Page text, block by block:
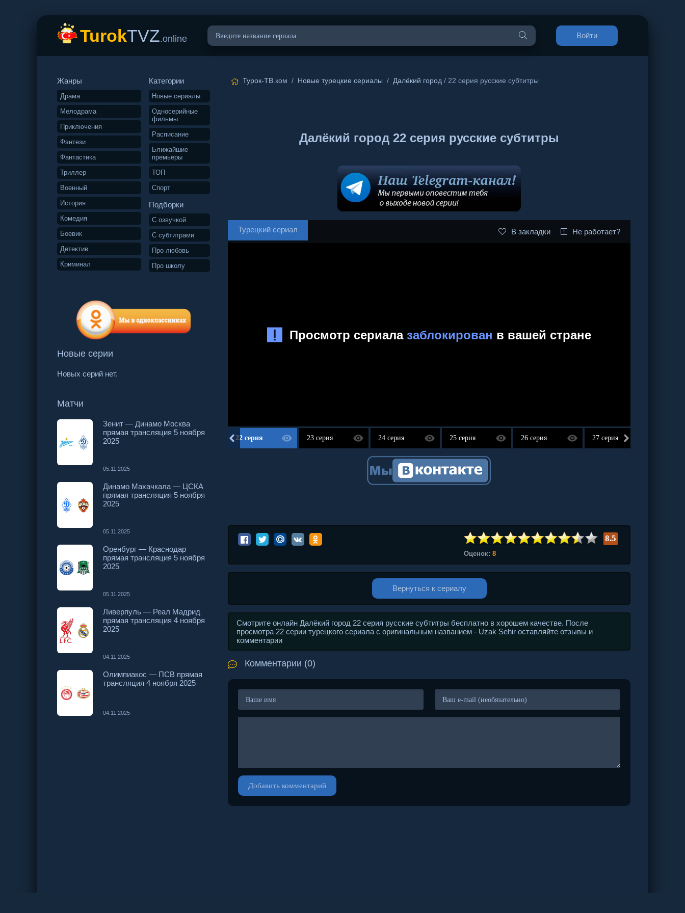
TurokTVZ.online Войти
Жанры
Драма
Мелодрама
Приключения
Фэнтези
Фантастика
Триллер
Военный
История
Комедия
Боевик
Детектив
Криминал
Категории
Новые сериалы
Односерийные
фильмы
Расписание
Ближайшие
премьеры
ТОП
Спорт
Подборки
С озвучкой
С субтитрами
Про любовь
Про школу
Новые серии
Новых серий нет.
Матчи
Зенит — Динамо Москва
прямая трансляция 5 ноября
2025
05.11.2025
Динамо Махачкала — ЦСКА
прямая трансляция 5 ноября
2025
05.11.2025
Оренбург — Краснодар
прямая трансляция 5 ноября
2025
05.11.2025
Ливерпуль — Реал Мадрид
прямая трансляция 4 ноября
2025
04.11.2025
Олимпиакос — ПСВ прямая
трансляция 4 ноября 2025
04.11.2025
Турок-ТВ.ком / Новые турецкие сериалы / Далёкий город / 22 серия русские субтитры
Далёкий город 22 серия русские субтитры
Турецкий сериал В закладки Не работает?
20 серия 22 серия 23 серия 24 серия 25 серия 26 серия 27 серия
8.5
Оценок: 8
Вернуться к сериалу
Смотрите онлайн Далёкий город 22 серия русские субтитры бесплатно в хорошем качестве. После
просмотра 22 серии турецкого сериала с оригинальным названием - Uzak Sehir оставляйте отзывы и
комментарии
Комментарии (0)
Добавить комментарий